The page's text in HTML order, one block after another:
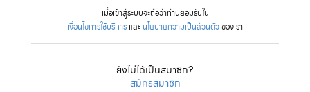
เมื่อเข้าสู่ระบบจะถือว่าท่านยอมรับใน
เงื่อนไขการใช้บริการ และ นโยบายความเป็นส่วนตัวของเรา
ยังไม่ได้เป็นสมาชิก?
สมัครสมาชิก